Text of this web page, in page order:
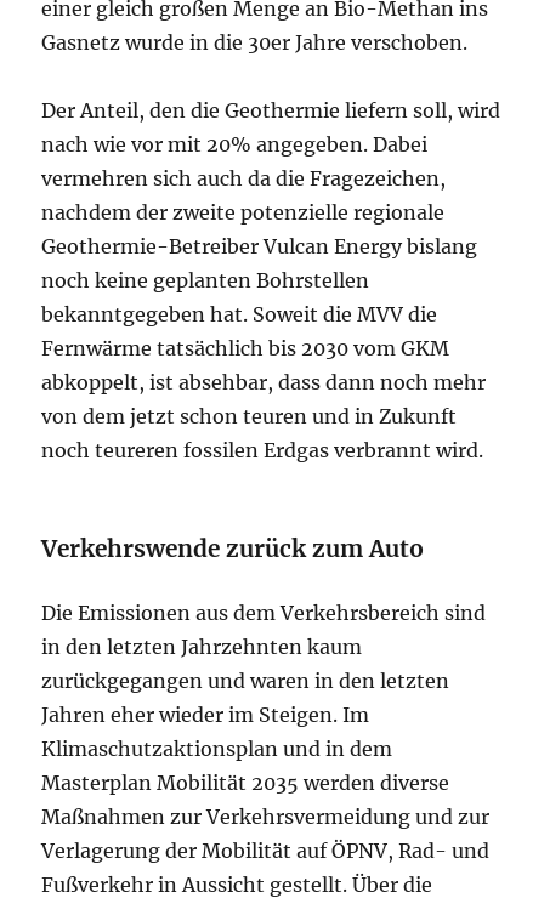
einer gleich großen Menge an Bio-Methan ins
Gasnetz wurde in die 30er Jahre verschoben.
Der Anteil, den die Geothermie liefern soll, wird
nach wie vor mit 20% angegeben. Dabei
vermehren sich auch da die Fragezeichen,
nachdem der zweite potenzielle regionale
Geothermie-Betreiber Vulcan Energy bislang
noch keine geplanten Bohrstellen
bekanntgegeben hat. Soweit die MVV die
Fernwärme tatsächlich bis 2030 vom GKM
abkoppelt, ist absehbar, dass dann noch mehr
von dem jetzt schon teuren und in Zukunft
noch teureren fossilen Erdgas verbrannt wird.
Verkehrswende zurück zum Auto
Die Emissionen aus dem Verkehrsbereich sind
in den letzten Jahrzehnten kaum
zurückgegangen und waren in den letzten
Jahren eher wieder im Steigen. Im
Klimaschutzaktionsplan und in dem
Masterplan Mobilität 2035 werden diverse
Maßnahmen zur Verkehrsvermeidung und zur
Verlagerung der Mobilität auf ÖPNV, Rad- und
Fußverkehr in Aussicht gestellt. Über die